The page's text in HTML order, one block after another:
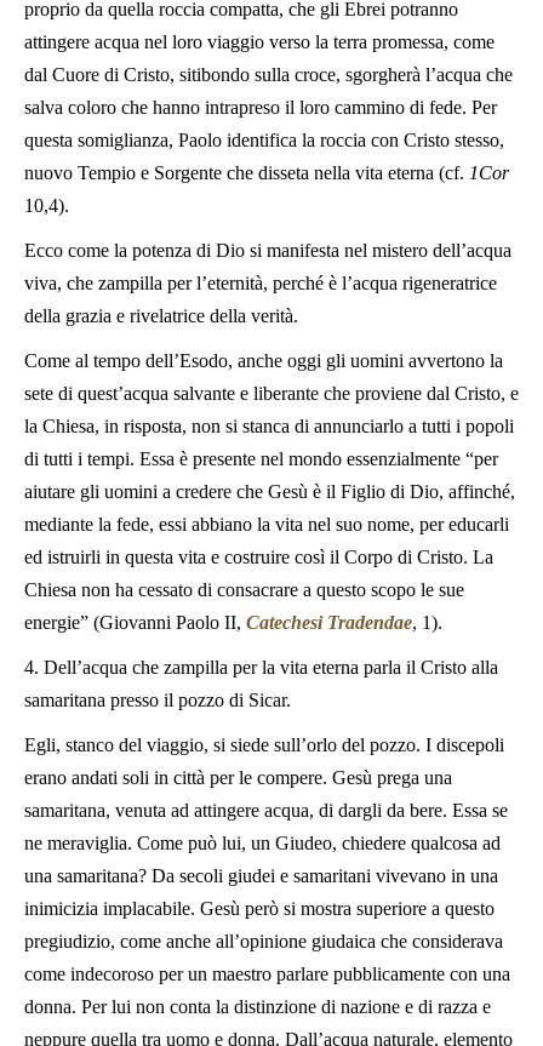
proprio da quella roccia compatta, che gli Ebrei potranno
attingere acqua nel loro viaggio verso la terra promessa, come
dal Cuore di Cristo, sitibondo sulla croce, sgorgherà l’acqua che
salva coloro che hanno intrapreso il loro cammino di fede. Per
questa somiglianza, Paolo identifica la roccia con Cristo stesso,
nuovo Tempio e Sorgente che disseta nella vita eterna (cf. 1Cor
10,4).
Ecco come la potenza di Dio si manifesta nel mistero dell’acqua
viva, che zampilla per l’eternità, perché è l’acqua rigeneratrice
della grazia e rivelatrice della verità.
Come al tempo dell’Esodo, anche oggi gli uomini avvertono la
sete di quest’acqua salvante e liberante che proviene dal Cristo, e
la Chiesa, in risposta, non si stanca di annunciarlo a tutti i popoli
di tutti i tempi. Essa è presente nel mondo essenzialmente “per
aiutare gli uomini a credere che Gesù è il Figlio di Dio, affinché,
mediante la fede, essi abbiano la vita nel suo nome, per educarli
ed istruirli in questa vita e costruire così il Corpo di Cristo. La
Chiesa non ha cessato di consacrare a questo scopo le sue
energie” (Giovanni Paolo II, Catechesi Tradendae, 1).
4. Dell’acqua che zampilla per la vita eterna parla il Cristo alla
samaritana presso il pozzo di Sicar.
Egli, stanco del viaggio, si siede sull’orlo del pozzo. I discepoli
erano andati soli in città per le compere. Gesù prega una
samaritana, venuta ad attingere acqua, di dargli da bere. Essa se
ne meraviglia. Come può lui, un Giudeo, chiedere qualcosa ad
una samaritana? Da secoli giudei e samaritani vivevano in una
inimicizia implacabile. Gesù però si mostra superiore a questo
pregiudizio, come anche all’opinione giudaica che considerava
come indecoroso per un maestro parlare pubblicamente con una
donna. Per lui non conta la distinzione di nazione e di razza e
neppure quella tra uomo e donna. Dall’acqua naturale, elemento